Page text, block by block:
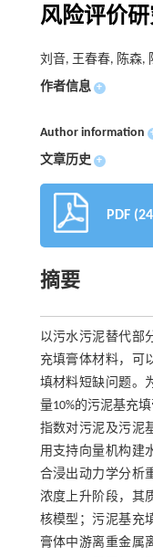
风险评价
刘音, 王春春, 陈森,
作者信息 +
Author information
文章历史 +
PDF
摘要
以污水污泥替代部
充填膏体材料，可
填材料短缺问题。
量10%的污泥基充
指数对污泥及污泥
用支持向量机构建
合浸出动力学分析
浓度上升阶段，其
核模型；污泥基充
膏体中游离重金属